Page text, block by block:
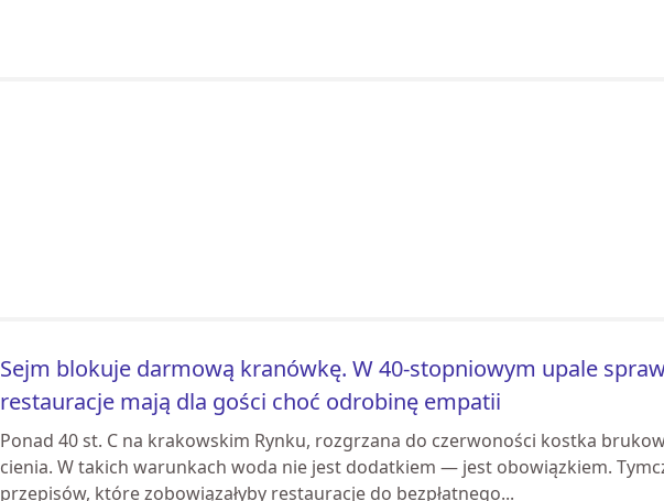
Sejm blokuje darmową kranówkę. W 40-stopniowym upale
restauracje mają dla gości choć odrobinę empatii
Ponad 40 st. C na krakowskim Rynku, rozgrzana do czerwoności kostka
cienia. W takich warunkach woda nie jest dodatkiem — jest obowiązkiem.
przepisów, które zobowiązałyby restauracje do bezpłatnego...